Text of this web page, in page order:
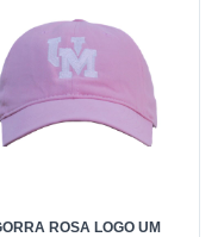
ROSA LOGO UM